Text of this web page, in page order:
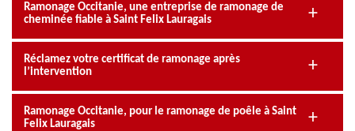
Ramonage Occitanie, une entreprise de ramonage de
cheminée fiable à Saint Felix Lauragais
Réclamez votre certificat de ramonage après
l’intervention
Ramonage Occitanie, pour le ramonage de poêle à Saint
Felix Lauragais